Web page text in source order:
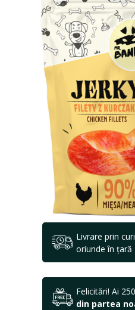
Livrare prin
oriunde în țară
Felicitări! Ai
din partea